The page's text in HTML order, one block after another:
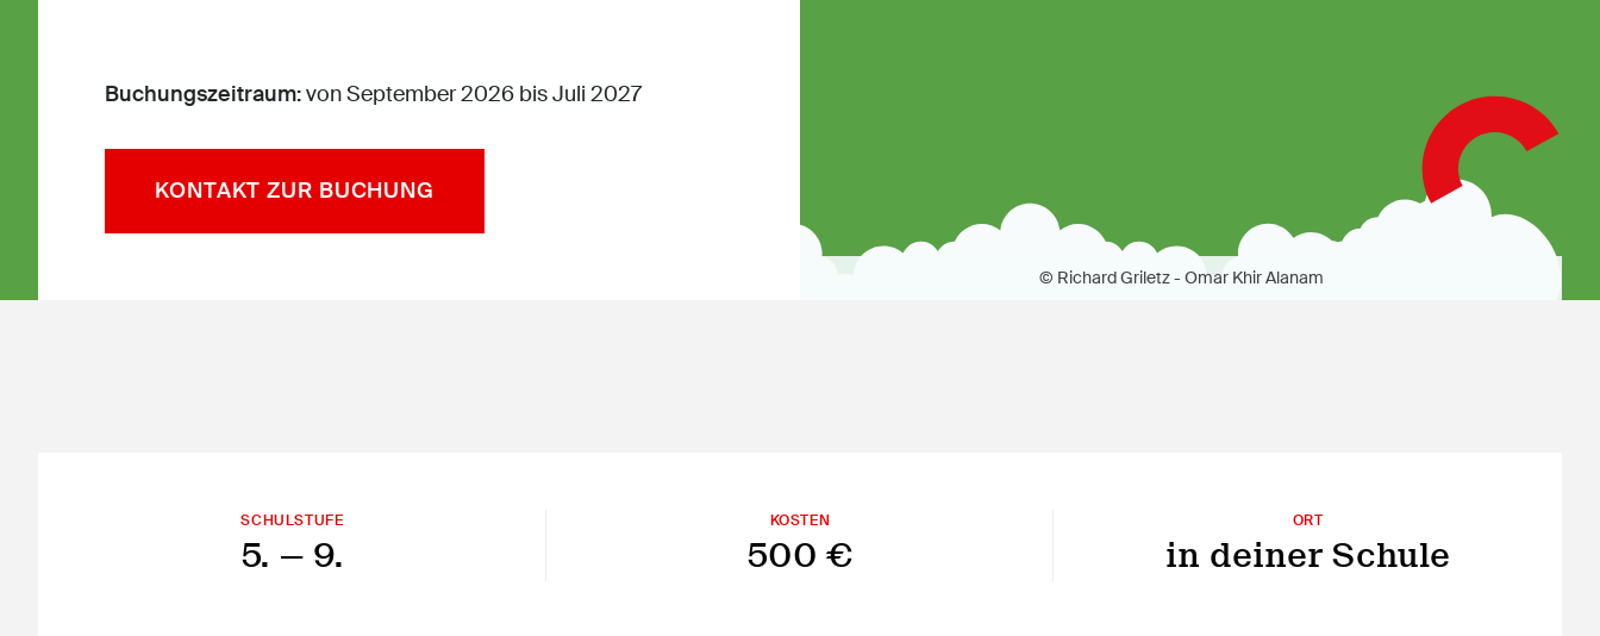
Buchungszeitraum:von September 2026 bis Juli 2027
KONTAKT ZUR BUCHUNG
© Richard Griletz - Omar Khir Alanam
SCHULSTUFE
5. — 9.
KOSTEN
500 €
ORT
in deiner Schule